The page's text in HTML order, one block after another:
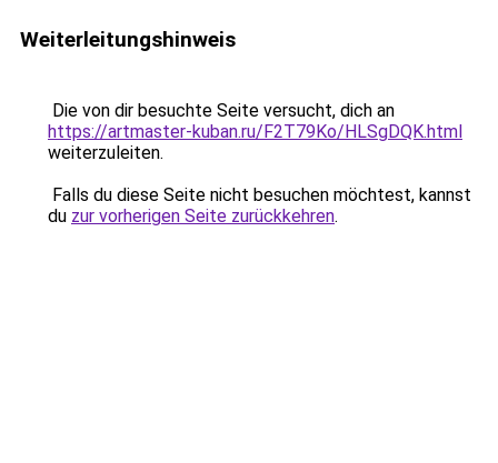
Weiterleitungshinweis
Die von dir besuchte Seite versucht, dich an
https://artmaster-kuban.ru/F2T79Ko/HLSgDQK.html
weiterzuleiten.
Falls du diese Seite nicht besuchen möchtest, kannst
du zur vorherigen Seite zurückkehren.